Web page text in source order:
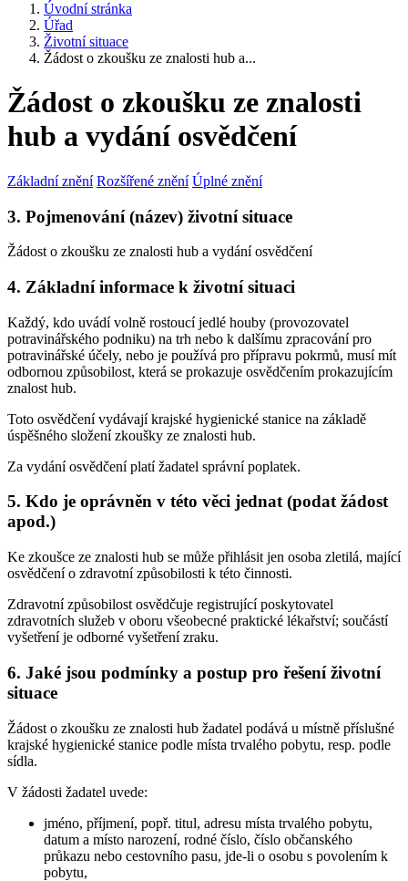
Úvodní stránka
Úřad
Životní situace
Žádost o zkoušku ze znalosti hub a...
Žádost o zkoušku ze znalosti
hub a vydání osvědčení
Základní znění Rozšířené znění Úplné znění
3. Pojmenování (název) životní situace
Žádost o zkoušku ze znalosti hub a vydání osvědčení
4. Základní informace k životní situaci
Každý, kdo uvádí volně rostoucí jedlé houby (provozovatel
potravinářského podniku) na trh nebo k dalšímu zpracování pro
potravinářské účely, nebo je používá pro přípravu pokrmů, musí mít
odbornou způsobilost, která se prokazuje osvědčením prokazujícím
znalost hub.
Toto osvědčení vydávají krajské hygienické stanice na základě
úspěšného složení zkoušky ze znalosti hub.
Za vydání osvědčení platí žadatel správní poplatek.
5. Kdo je oprávněn v této věci jednat (podat žádost
apod.)
Ke zkoušce ze znalosti hub se může přihlásit jen osoba zletilá, mající
osvědčení o zdravotní způsobilosti k této činnosti.
Zdravotní způsobilost osvědčuje registrující poskytovatel
zdravotních služeb v oboru všeobecné praktické lékařství; součástí
vyšetření je odborné vyšetření zraku.
6. Jaké jsou podmínky a postup pro řešení životní
situace
Žádost o zkoušku ze znalosti hub žadatel podává u místně příslušné
krajské hygienické stanice podle místa trvalého pobytu, resp. podle
sídla.
V žádosti žadatel uvede:
jméno, příjmení, popř. titul, adresu místa trvalého pobytu,
datum a místo narození, rodné číslo, číslo občanského
průkazu nebo cestovního pasu, jde-li o osobu s povolením k
pobytu,